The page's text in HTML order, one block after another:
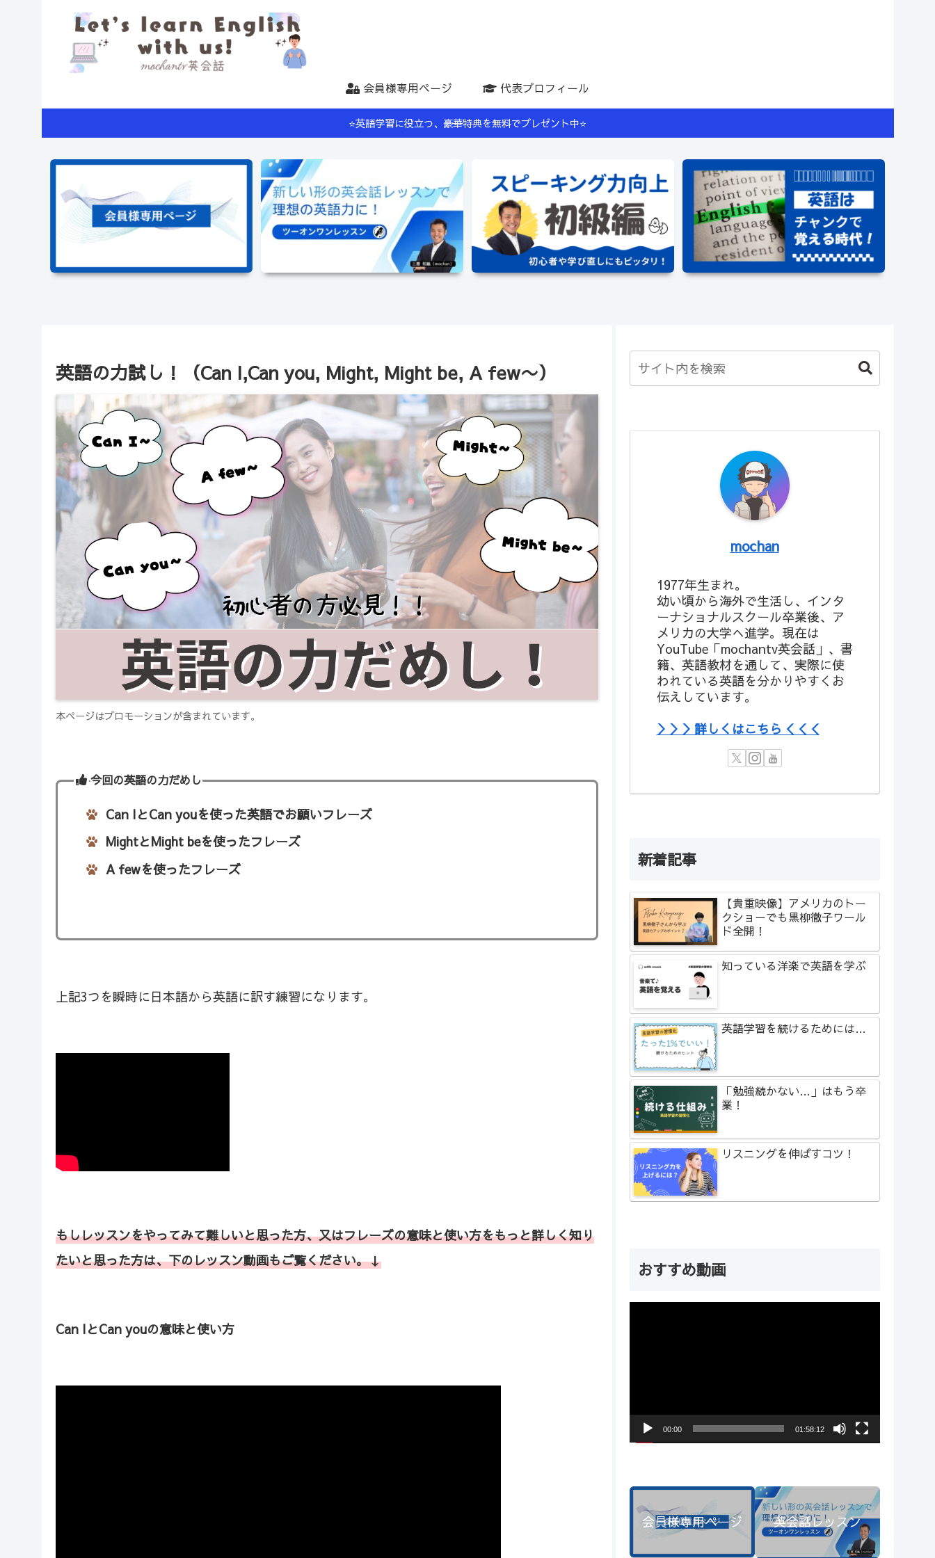
会員様専用ページ 代表プロフィール
⭐️英語学習に役立つ、豪華特典を無料でプレゼント中⭐️
英語の力試し！（Can I,Can you, Might, Might be, A few〜）
本ページはプロモーションが含まれています。
今回の英語の力だめし
Can IとCan youを使った英語でお願いフレーズ
MightとMight beを使ったフレーズ
A fewを使ったフレーズ
上記3つを瞬時に日本語から英語に訳す練習になります。
もしレッスンをやってみて難しいと思った方、又はフレーズの意味と使い方をもっと詳しく知り
たいと思った方は、下のレッスン動画もご覧ください。↓
Can IとCan youの意味と使い方
mochan
1977年生まれ。
幼い頃から海外で生活し、インタ
ーナショナルスクール卒業後、ア
メリカの大学へ進学。現在は
YouTube「mochantv英会話」、書
籍、英語教材を通して、実際に使
われている英語を分かりやすくお
伝えしています。
＞＞＞詳しくはこちら＜＜＜
新着記事
【貴重映像】アメリカのトー
クショーでも黒柳徹子ワール
ド全開！
知っている洋楽で英語を学ぶ
英語学習を続けるためには…
「勉強続かない…」はもう卒
業！
リスニングを伸ばすコツ！
おすすめ動画
ー
00:00 01:58:12
会員様専用ページ 英会話レッスン